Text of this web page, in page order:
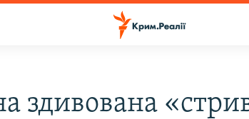
здивована